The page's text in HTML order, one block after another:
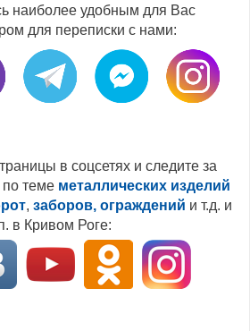
наиболее удобным для Вас
для переписки с нами:
в соцсетях и следите за
теме металлических изделий
, заборов, ограждений и т.д. и
в Кривом Роге: